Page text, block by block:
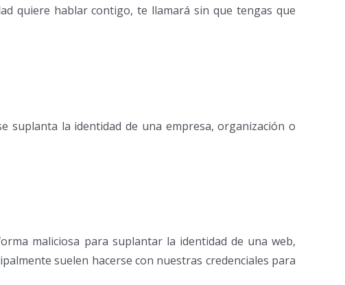
quiere hablar contigo, te llamará sin que tengas que
la identidad de una empresa, organización o
maliciosa para suplantar la identidad de una web,
suelen hacerse con nuestras credenciales para